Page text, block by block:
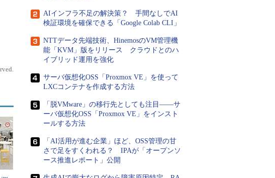
運
ッ
AIインフラ不足の解決策？ 手間なしでAI
検証環境を確保できる「Google Colab CLI」
NTTデータ先端技術、HinemosのVM管理機
能「KVM」版をリリース クラウドとのハ
イブリッド運用を強化
サーバ仮想化OSS「Proxmox VE」を使って
LXCコンテナを作成する方法
「脱VMware」の移行先としても注目――サ
ーバ仮想化OSS「Proxmox VE」をインスト
ールする方法
「AI活用が進む企業」ほど、OSS管理の甘
さで足をすくわれる？ IPAが「オープンソ
ース推進レポート」公開